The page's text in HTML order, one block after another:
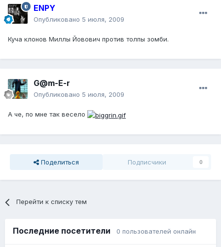
ENPY
Опубликовано 5 июля, 2009
Куча клонов Миллы Йовович против толпы зомби.
G@m-E-r
Опубликовано 5 июля, 2009
А че, по мне так весело
Поделиться Подписчики 0
Перейти к списку тем
Последние посетители 0 пользователей онлайн